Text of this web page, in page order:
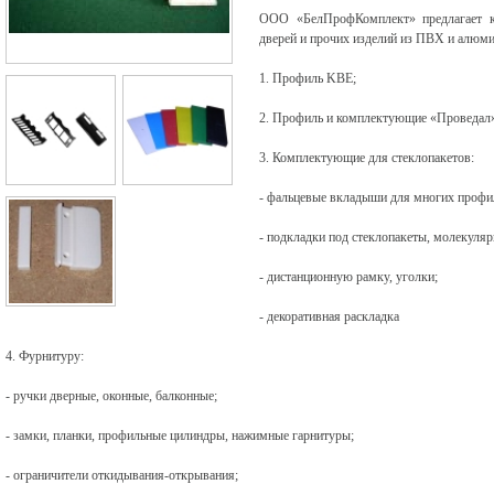
ООО «БелПрофКомплект» предлагает
дверей и прочих изделий из ПВХ и
1. Профиль KBE;
2. Профиль и комплектующие
3. Комплектующие для стеклопакетов:
- фальцевые вкладыши для многих
- подкладки под стеклопакеты,
- дистанционную рамку, уголки;
- декоративная раскладка
4. Фурнитуру:
- ручки дверные, оконные, балконные;
- замки, планки, профильные цилиндры, нажимные гарнитуры;
- ограничители откидывания-открывания;